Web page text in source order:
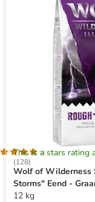
This is a stars rating
(128)
Wolf of Wilderness
Storms" Eend -
12 kg